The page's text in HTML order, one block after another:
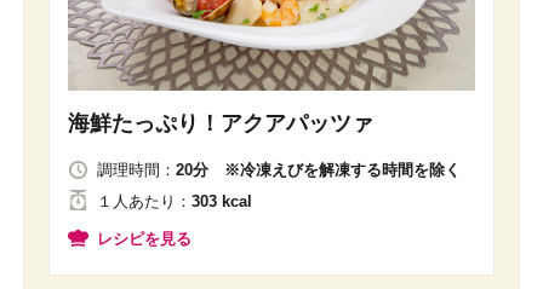
海鮮たっぷり！アクアパッツァ
調理時間： 20分 ※冷凍えびを解凍する時間を除く
１人 あたり ： 303 kcal
レシピを見る